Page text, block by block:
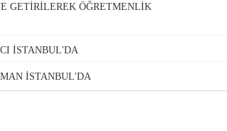
GETİRİLEREK ÖĞRETMENLİK
İSTANBUL'DA
İSTANBUL'DA